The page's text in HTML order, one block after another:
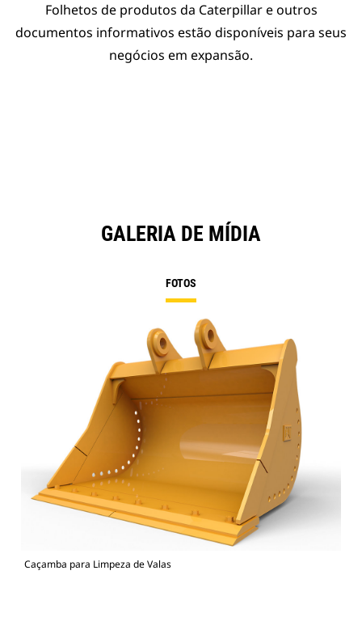
Folhetos de produtos da Caterpillar e outros
documentos informativos estão disponíveis para seus
negócios em expansão.
GALERIA DE MÍDIA
FOTOS
Caçamba para Limpeza de Valas